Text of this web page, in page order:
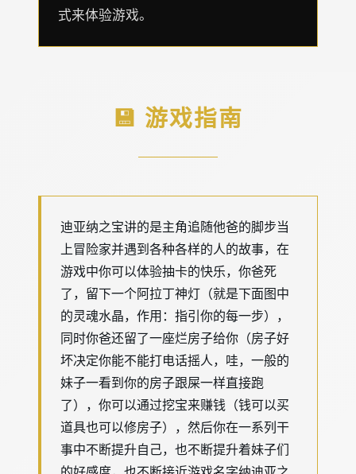
式来体验游戏。
💾 游戏指南
迪亚纳之宝讲的是主角追随他爸的脚步当
上冒险家并遇到各种各样的人的故事，在
游戏中你可以体验抽卡的快乐，你爸死
了，留下一个阿拉丁神灯（就是下面图中
的灵魂水晶，作用：指引你的每一步），
同时你爸还留了一座烂房子给你（房子好
坏决定你能不能打电话摇人，哇，一般的
妹子一看到你的房子跟屎一样直接跑
了），你可以通过挖宝来赚钱（钱可以买
道具也可以修房子），然后你在一系列干
事中不断提升自己，也不断提升着妹子们